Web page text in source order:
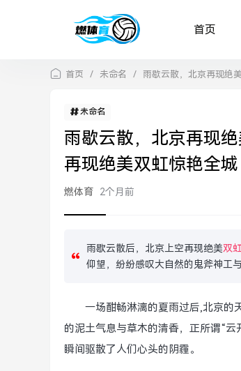
首页
首页 / 未命名 / 雨歇云散，北京再现绝
未命名
雨歇云散，北京再现
再现绝美双虹惊艳全城
燃体育 2个月前
雨歇云散后，北京上空再现绝美双虹
仰望，纷纷感叹大自然的鬼斧神工
一场酣畅淋漓的夏雨过后,北京的
的泥土气息与草木的清香，正所谓“
瞬间驱散了人们心头的阴霾。